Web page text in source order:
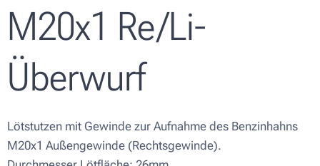
M20x1 Re/Li-
Überwurf
Lötstutzen mit Gewinde zur Aufnahme des Benzinhahns
M20x1 Außengewinde (Rechtsgewinde).